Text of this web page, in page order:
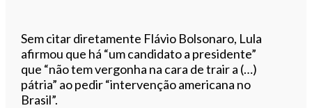
Sem citar diretamente Flávio Bolsonaro, Lula
afirmou que há “um candidato a presidente”
que “não tem vergonha na cara de trair a (…)
pátria” ao pedir “intervenção americana no
Brasil”.